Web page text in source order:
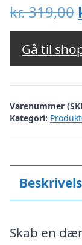
kr.319,00
Gå til
Varenummer
Kategori:
Skab en